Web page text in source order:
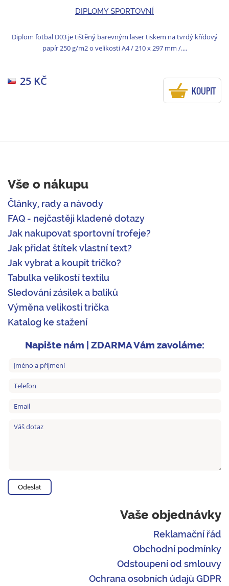
DIPLOMY SPORTOVNÍ
Diplom fotbal D03 je tištěný barevným laser tiskem na tvrdý křídový
papír 250 g/m2 o velikosti A4 / 210 x 297 mm /....
25 KČ
KOUPIT
Vše o nákupu
Články, rady a návody
FAQ - nejčastěji kladené dotazy
Jak nakupovat sportovní trofeje?
Jak přidat štítek vlastní text?
Jak vybrat a koupit tričko?
Tabulka velikostí textilu
Sledování zásilek a balíků
Výměna velikosti trička
Katalog ke stažení
Napište nám | ZDARMA Vám zavoláme:
Vaše objednávky
Reklamační řád
Obchodní podmínky
Odstoupení od smlouvy
Ochrana osobních údajů GDPR